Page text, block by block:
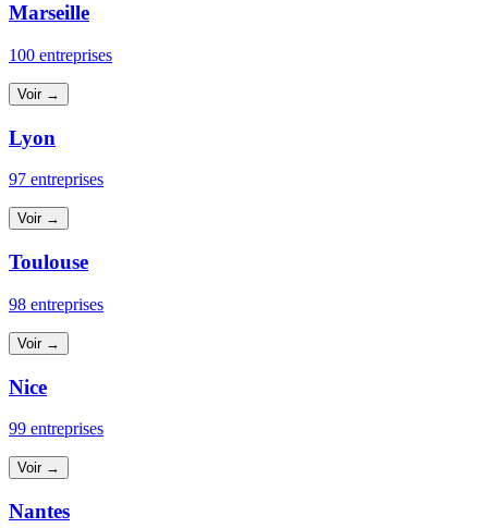
Marseille
100 entreprises
Voir →
Lyon
97 entreprises
Voir →
Toulouse
98 entreprises
Voir →
Nice
99 entreprises
Voir →
Nantes